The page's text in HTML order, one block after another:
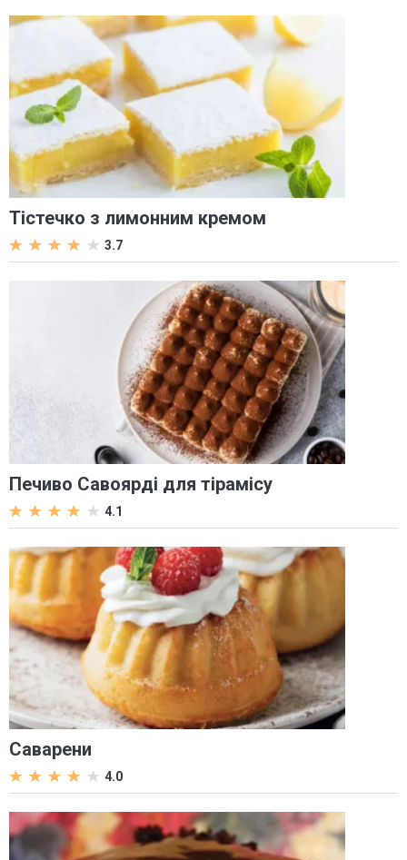
Тістечко з лимонним кремом
3.7
Печиво Савоярді для тірамісу
4.1
Саварени
4.0